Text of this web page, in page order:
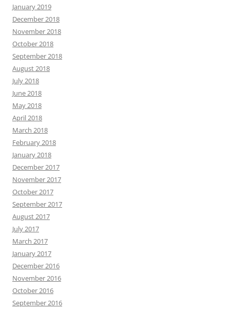
January 2019
December 2018
November 2018
October 2018
September 2018
August 2018
July 2018
June 2018
May 2018
April 2018
March 2018
February 2018
January 2018
December 2017
November 2017
October 2017
September 2017
August 2017
July 2017
March 2017
January 2017
December 2016
November 2016
October 2016
September 2016